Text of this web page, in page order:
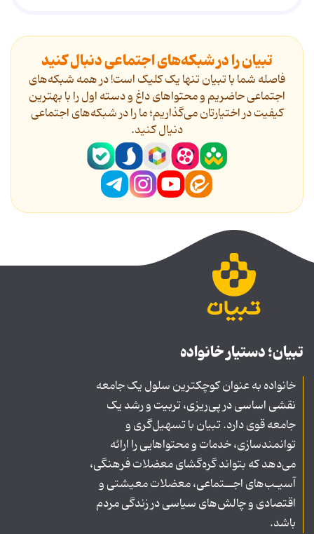
تبیان را در شبکه‌های اجتماعی دنبال کنید
فاصله شما با تبیان تنها یک کلیک است! در همه شبکه‌های
اجتماعی حاضریم و محتواهای داغ و دسته اول را با بهترین
کیفیت در اختیارتان می‌گذاریم؛ ما را در شبکه‌های اجتماعی
دنیال کنید.
تبیان؛ دستیار خانواده
خانواده به عنوان کوچکترین سلول یک جامعه
نقشی اساسی در پی‌ریزی، تربیت و رشد یک
جامعه قوی دارد. تبیان با تسهیل‌گری و
توانمندسازی، خدمات و محتواهایی را ارائه
می‌دهد که بتواند گره‌گشای معضلات فرهنگی،
آسیـب‌های اجــتماعی، معضلات معیشتی و
اقتصادی و چالش‌های سیاسی در زندگی مردم
باشد.